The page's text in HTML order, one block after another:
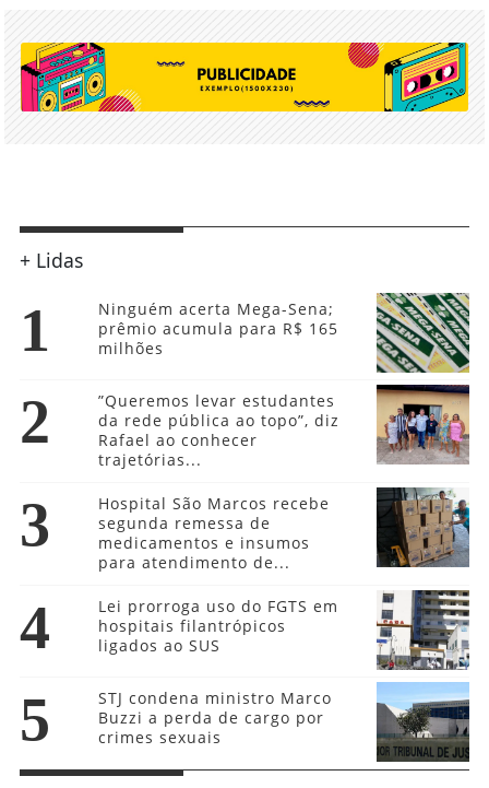
+ Lidas
1
Ninguém acerta Mega-Sena;
prêmio acumula para R$ 165
milhões
2
”Queremos levar estudantes
da rede pública ao topo”, diz
Rafael ao conhecer
trajetórias...
3
Hospital São Marcos recebe
segunda remessa de
medicamentos e insumos
para atendimento de...
4
Lei prorroga uso do FGTS em
hospitais filantrópicos
ligados ao SUS
5
STJ condena ministro Marco
Buzzi a perda de cargo por
crimes sexuais